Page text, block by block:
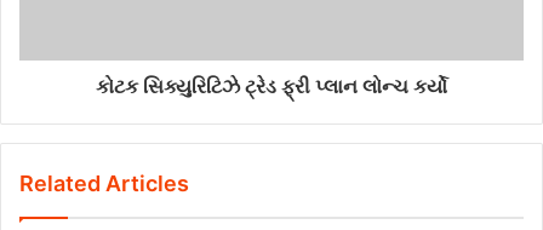
કોટક સિક્યુરિટિઝે ટ્રેડ ફ્રી પ્લાન લોન્ચ કર્યો
Related Articles